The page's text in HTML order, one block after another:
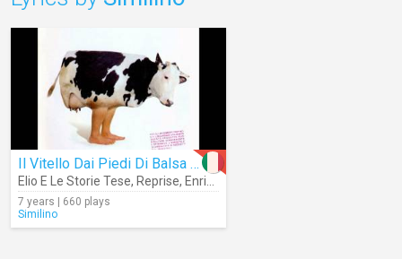
Il Vitello Dai Piedi Di Balsa (Audio)
Elio E Le Storie Tese, Reprise, Enrico Ruggeri
7 years | 660 plays
Similino